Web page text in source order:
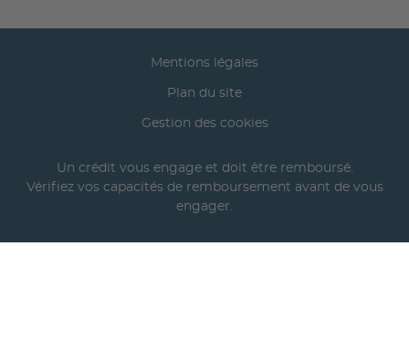
Mentions légales
Plan du site
Gestion des cookies
Un crédit vous engage et doit être remboursé.
Vérifiez vos capacités de remboursement avant de vous
engager.